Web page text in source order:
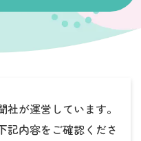
が運営しています。
記内容をご確認くださ